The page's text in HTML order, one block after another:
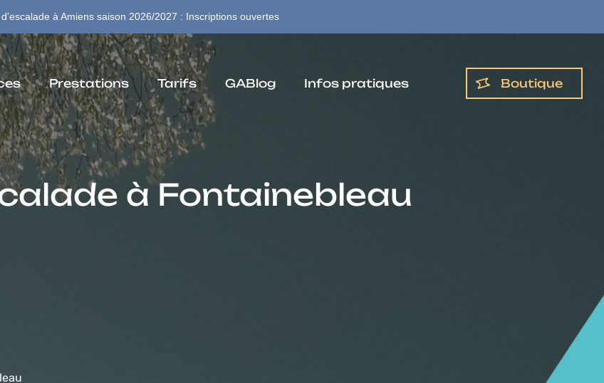
à Amiens saison 2026/2027 : Inscriptions ouvertes
Prestations Tarifs GABlog Infos pratiques Boutique
à Fontainebleau